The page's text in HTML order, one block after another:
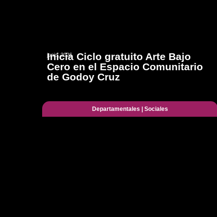
junio, 2026
Inicia Ciclo gratuito Arte Bajo
Cero en el Espacio Comunitario
de Godoy Cruz
Departamentales | Sociales